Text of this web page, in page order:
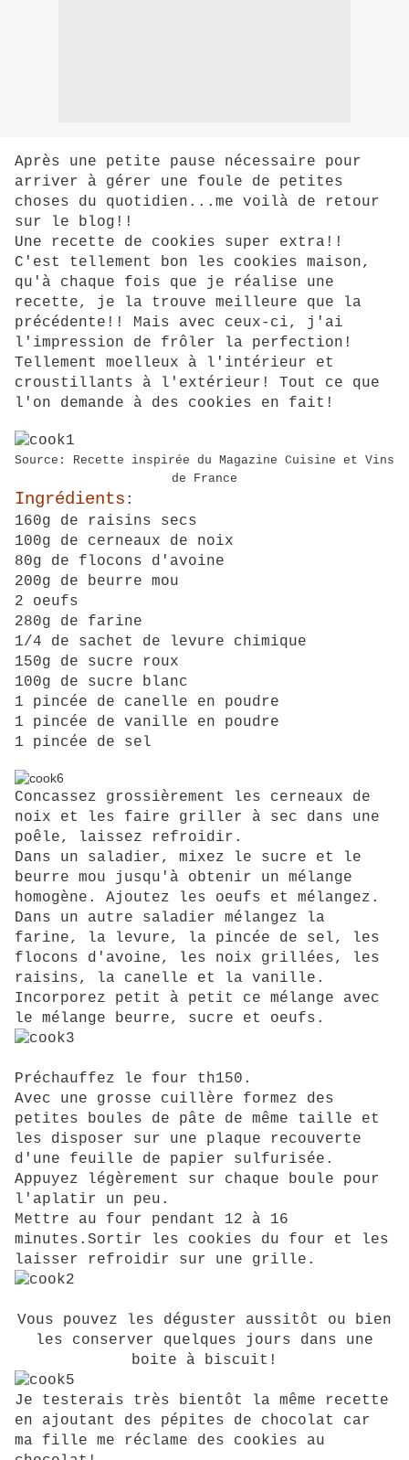
Après une petite pause nécessaire pour
arriver à gérer une foule de petites
choses du quotidien...me voilà de retour
sur le blog!!
Une recette de cookies super extra!!
C'est tellement bon les cookies maison,
qu'à chaque fois que je réalise une
recette, je la trouve meilleure que la
précédente!! Mais avec ceux-ci, j'ai
l'impression de frôler la perfection!
Tellement moelleux à l'intérieur et
croustillants à l'extérieur! Tout ce que
l'on demande à des cookies en fait!
Source: Recette inspirée du Magazine Cuisine et Vins
de France
Ingrédients :
160g de raisins secs
100g de cerneaux de noix
80g de flocons d'avoine
200g de beurre mou
2 oeufs
280g de farine
1/4 de sachet de levure chimique
150g de sucre roux
100g de sucre blanc
1 pincée de canelle en poudre
1 pincée de vanille en poudre
1 pincée de sel
Concassez grossièrement les cerneaux de
noix et les faire griller à sec dans une
poêle, laissez refroidir.
Dans un saladier, mixez le sucre et le
beurre mou jusqu'à obtenir un mélange
homogène. Ajoutez les oeufs et mélangez.
Dans un autre saladier mélangez la
farine, la levure, la pincée de sel, les
flocons d'avoine, les noix grillées, les
raisins, la canelle et la vanille.
Incorporez petit à petit ce mélange avec
le mélange beurre, sucre et oeufs.
Préchauffez le four th150.
Avec une grosse cuillère formez des
petites boules de pâte de même taille et
les disposer sur une plaque recouverte
d'une feuille de papier sulfurisée.
Appuyez légèrement sur chaque boule pour
l'aplatir un peu.
Mettre au four pendant 12 à 16
minutes.Sortir les cookies du four et les
laisser refroidir sur une grille.
Vous pouvez les déguster aussitôt ou bien
les conserver quelques jours dans une
boite à biscuit!
Je testerais très bientôt la même recette
en ajoutant des pépites de chocolat car
ma fille me réclame des cookies au